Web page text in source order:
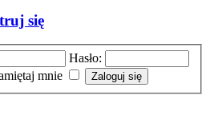
się
Hasło:
mnie